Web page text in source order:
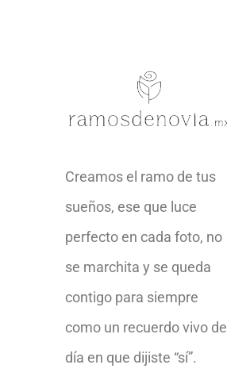
Creamos el ramo de tus
sueños, ese que luce
perfecto en cada foto, no
se marchita y se queda
contigo para siempre
como un recuerdo vivo del
día en que dijiste “sí”.